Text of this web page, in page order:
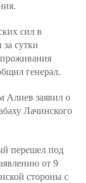
сил в
сутки
генерал.
Алиев заявил о
Лачинского
перешел под
от 9
стороны с